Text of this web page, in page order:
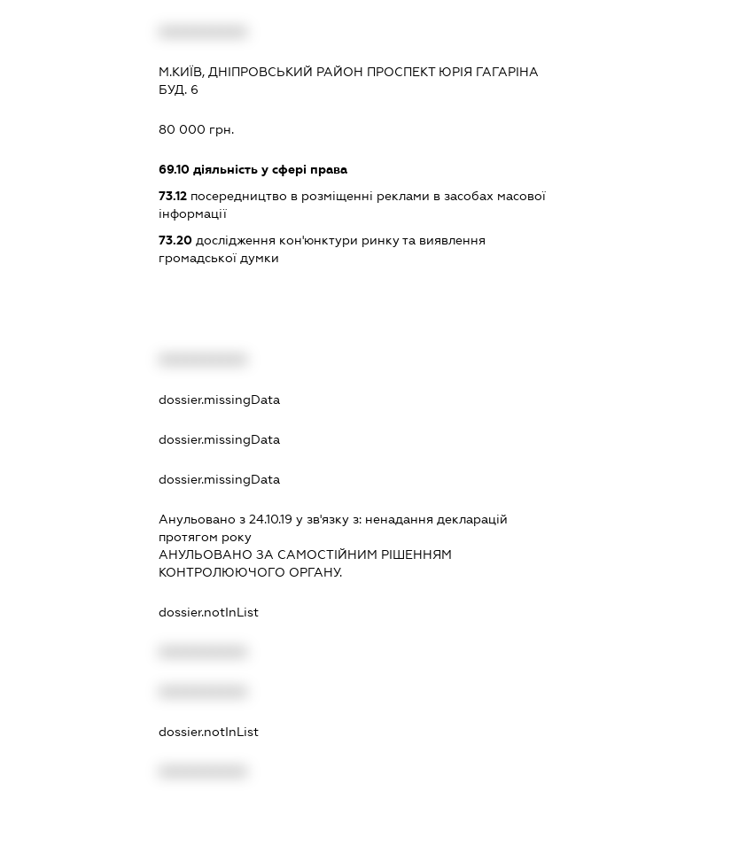
М.КИЇВ, ДНІПРОВСЬКИЙ РАЙОН ПРОСПЕКТ ЮРІЯ ГАГАРІНА
БУД. 6
80 000 грн.
69.10діяльність у сфері права
73.12посередництво в розміщенні реклами в засобах масової
інформації
73.20дослідження кон'юнктури ринку та виявлення
громадської думки
dossier.missingData
dossier.missingData
dossier.missingData
Анульовано з 24.10.19 у зв'язку з: ненадання декларацiй
протягом року
АНУЛЬОВАНО ЗА САМОСТIЙНИМ РIШЕННЯМ
КОНТРОЛЮЮЧОГО ОРГАНУ.
dossier.notInList
dossier.notInList